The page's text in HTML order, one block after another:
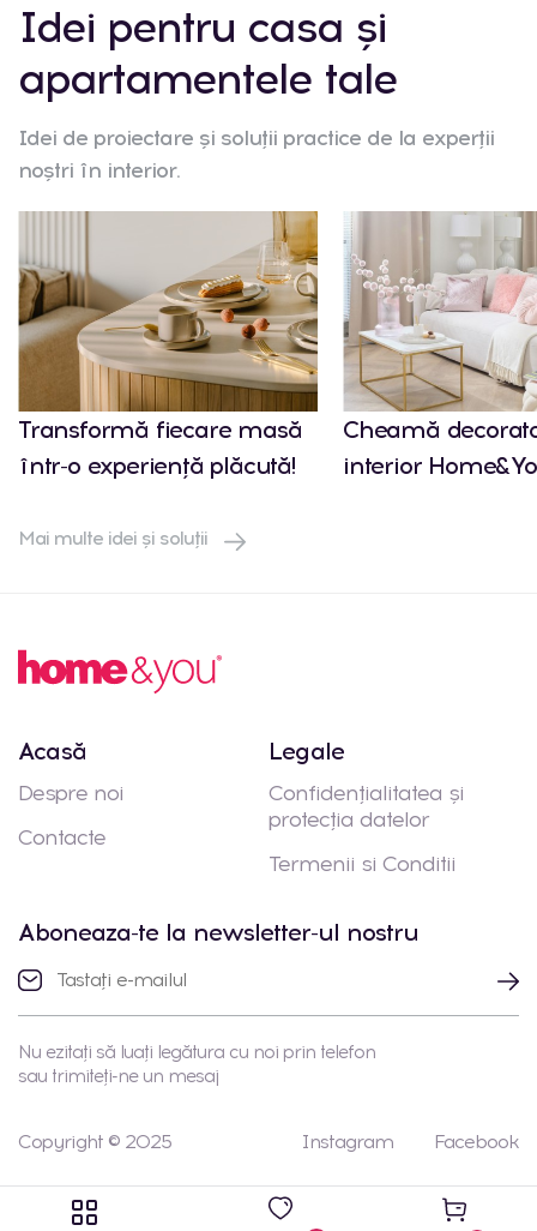
Idei pentru casa și
apartamentele tale
Idei de proiectare și soluții practice de la experții
noștri în interior.
Transformă fiecare masă
într-o experiență plăcută!
Cheamă
interior
Mai multe idei și soluții
Acasă
Despre noi
Contacte
Legale
Confidențialitatea și
protecția datelor
Termenii si Conditii
Aboneaza-te la newsletter-ul nostru
Nu ezitați să luați legătura cu noi prin telefon
sau trimiteți-ne un mesaj
Copyright © 2025 Instagram Facebook